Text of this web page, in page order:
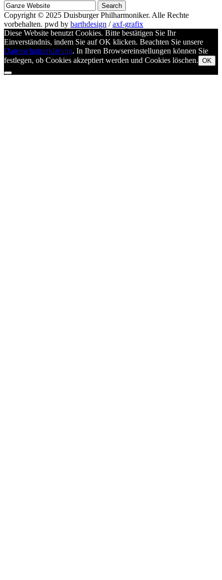
Suche
nach
Copyright © 2025 Duisburger Philharmoniker. Alle Rechte
vorbehalten. pwd by barthdesign /axf-grafix
Diese Website benutzt Cookies. Bitte bestätigen Sie Ihr
Einverständnis, indem Sie auf OK klicken. Beachten Sie unsere
Datenschutzerklärung. In Ihren Browsereinstellungen können Sie
festlegen, ob Cookies akzeptiert werden und Cookies löschen. OK